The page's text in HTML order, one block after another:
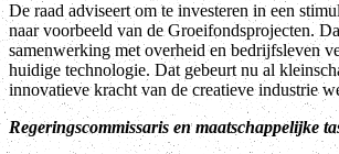
De raad adviseert om te investeren in een
naar voorbeeld van de Groeifondsprojecten.
samenwerking met overheid en bedrijfsleven
huidige technologie. Dat gebeurt nu al
innovatieve kracht van de creatieve industrie
Regeringscommissaris en maatschappelijke